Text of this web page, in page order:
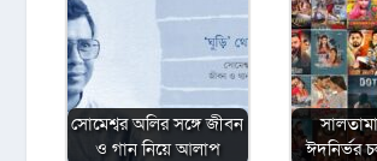
সোমেশ্বর অলির সঙ্গে জীবন
ও গান নিয়ে আলাপ
ঈদনির্ভর